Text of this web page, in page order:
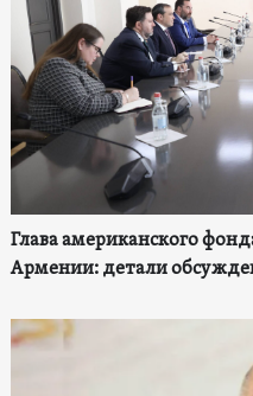
Глава американского
Армении: детали